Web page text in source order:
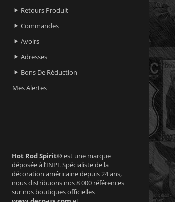
 Retours Produit
 Commandes
 Avoirs
 Adresses
 Bons De Réduction
Mes Alertes
Hot Rod Spirit®est une marque
déposée à l’INPI. Spécialiste de la
décoration américaine depuis 24 ans,
nous distribuons nos 8 000 références
sur nos boutiques officielles